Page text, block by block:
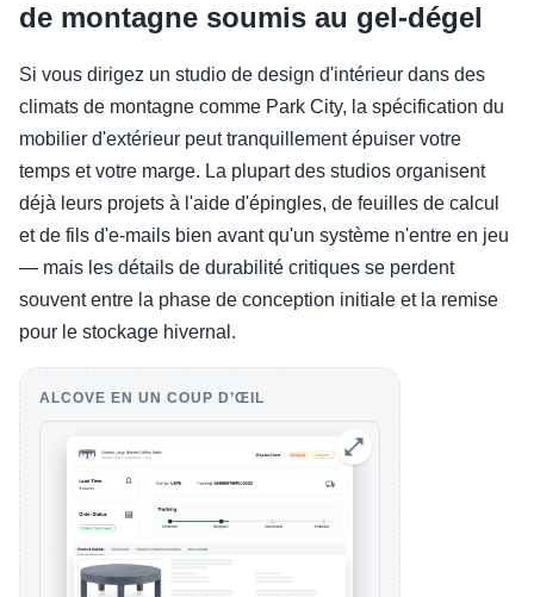
de montagne soumis au gel-dégel
Si vous dirigez un studio de design d'intérieur dans des
climats de montagne comme Park City, la spécification du
mobilier d'extérieur peut tranquillement épuiser votre
temps et votre marge. La plupart des studios organisent
déjà leurs projets à l'aide d'épingles, de feuilles de calcul
et de fils d'e-mails bien avant qu'un système n'entre en jeu
— mais les détails de durabilité critiques se perdent
souvent entre la phase de conception initiale et la remise
pour le stockage hivernal.
ALCOVE EN UN COUP D’ŒIL